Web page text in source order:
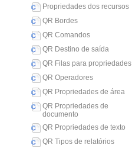
Propriedades dos recursos
QR Bordes
QR Comandos
QR Destino de saída
QR Filas para propriedades
QR Operadores
QR Propriedades de área
QR Propriedades de
documento
QR Propriedades de texto
QR Tipos de relatórios